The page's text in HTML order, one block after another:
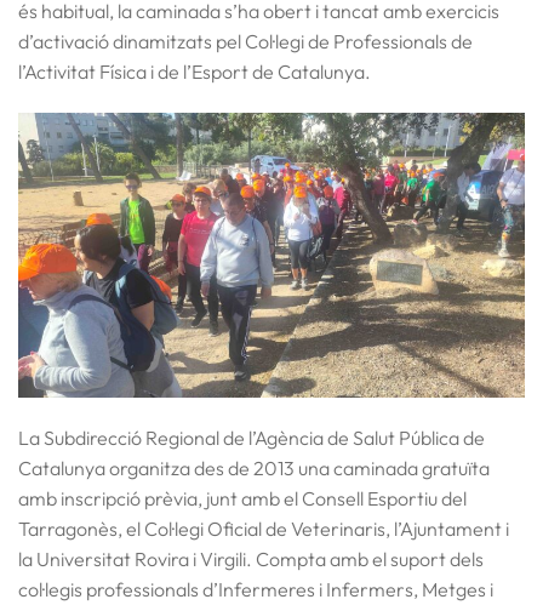
és habitual, la caminada s’ha obert i tancat amb exercicis
d’activació dinamitzats pel Col·legi de Professionals de
l’Activitat Física i de l’Esport de Catalunya.
La Subdirecció Regional de l’Agència de Salut Pública de
Catalunya organitza des de 2013 una caminada gratuïta
amb inscripció prèvia, junt amb el Consell Esportiu del
Tarragonès, el Col·legi Oficial de Veterinaris, l’Ajuntament i
la Universitat Rovira i Virgili. Compta amb el suport dels
col·legis professionals d’Infermeres i Infermers, Metges i